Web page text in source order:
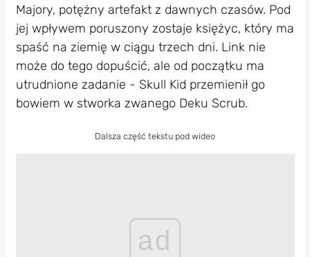
Majory, potężny artefakt z dawnych czasów. Pod
jej wpływem poruszony zostaje księżyc, który ma
spaść na ziemię w ciągu trzech dni. Link nie
może do tego dopuścić, ale od początku ma
utrudnione zadanie - Skull Kid przemienił go
bowiem w stworka zwanego Deku Scrub.
Dalsza część tekstu pod wideo
ad